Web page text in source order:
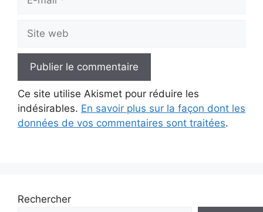
mail
web
Ce site utilise Akismet pour réduire les
indésirables. En savoir plus sur la façon dont les
données de vos commentaires sont traitées.
Rechercher